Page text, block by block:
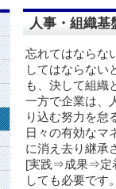
人事・組織基
忘れてはならな
してはならない
も、決して組織
一方で企業は、
り込む努力を怠
日々の有効なマ
に消え去り継承
[実践⇒成果⇒定
しても必要です